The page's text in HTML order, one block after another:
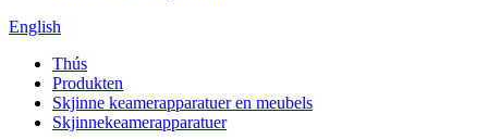
English
Thús
Produkten
Skjinne keamerapparatuer en meubels
Skjinnekeamerapparatuer